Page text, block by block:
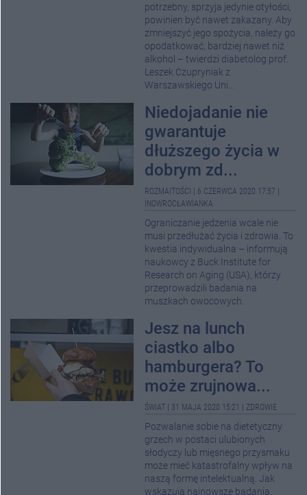
potrzebny, sprzyja jedynie otyłości,
powinien być nawet zakazany. Aby
zmniejszyć jego spożycia, należy go
opodatkować, bardziej nawet niż
alkohol – twierdzi diabetolog prof.
Leszek Czupryniak z
Warszawskiego Uni...
Niedojadanie nie
gwarantuje
dłuższego życia w
dobrym zd...
ROZMAITOŚCI 6 CZERWCA 2020 17:57
INOWROCŁAWIANKA
Ograniczanie jedzenia wcale nie
musi przedłużać życia i zdrowia. To
kwestia indywidualna – informują
naukowcy z Buck Institute for
Research on Aging (USA), którzy
przeprowadzili badania na
muszkach owocowych.
Jesz na lunch
ciastko albo
hamburgera? To
może zrujnowa...
ŚWIAT 31 MAJA 2020 15:21 ZDROWIE
Pozwalanie sobie na dietetyczny
grzech w postaci ulubionych
słodyczy lub mięsnego przysmaku
może mieć katastrofalny wpływ na
naszą formę intelektualną. Jak
wskazują najnowsze badania,